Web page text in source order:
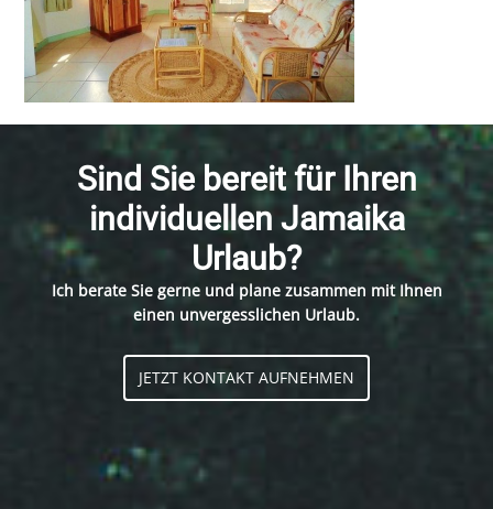
Sind Sie bereit für Ihren
individuellen Jamaika
Urlaub?
Ich berate Sie gerne und plane zusammen mit Ihnen
einen unvergesslichen Urlaub.
JETZT KONTAKT AUFNEHMEN